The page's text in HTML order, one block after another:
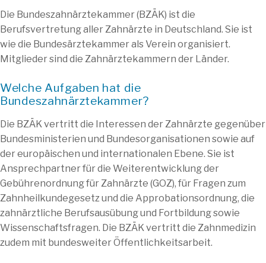
Die Bundeszahnärztekammer (BZÄK) ist die
Berufsvertretung aller Zahnärzte in Deutschland. Sie ist
wie die Bundesärztekammer als Verein organisiert.
Mitglieder sind die Zahnärztekammern der Länder.
Welche Aufgaben hat die
Bundeszahnärztekammer?
Die BZÄK vertritt die Interessen der Zahnärzte gegenüber
Bundesministerien und Bundesorganisationen sowie auf
der europäischen und internationalen Ebene. Sie ist
Ansprechpartner für die Weiterentwicklung der
Gebührenordnung für Zahnärzte (GOZ), für Fragen zum
Zahnheilkundegesetz und die Approbationsordnung, die
zahnärztliche Berufsausübung und Fortbildung sowie
Wissenschaftsfragen. Die BZÄK vertritt die Zahnmedizin
zudem mit bundesweiter Öffentlichkeitsarbeit.